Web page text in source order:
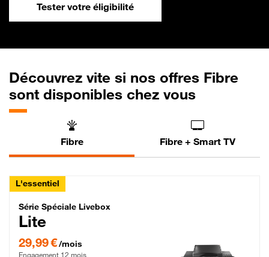
Tester votre éligibilité
Découvrez vite si nos offres Fibre
sont disponibles chez vous
Fibre Fibre + Smart TV
L'essentiel
Série Spéciale Livebox Lite Fibre
Série Spéciale Livebox
Lite
29,99 €/mois
Engagement 12 mois